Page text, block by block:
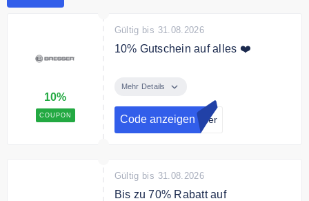
10%
COUPON
Gültig bis 31.08.2026
10% Gutschein auf alles ❤️
Newsletter an und sichere Dir 10%
Rabatt auf Deine Bestellung.
Mehr Details
Code anzeigen sser
Gültig bis 31.08.2026
Bis zu 70% Rabatt auf